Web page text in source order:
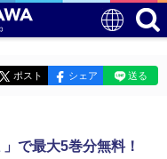
ポスト シェア 送る
で最大5巻分無料！